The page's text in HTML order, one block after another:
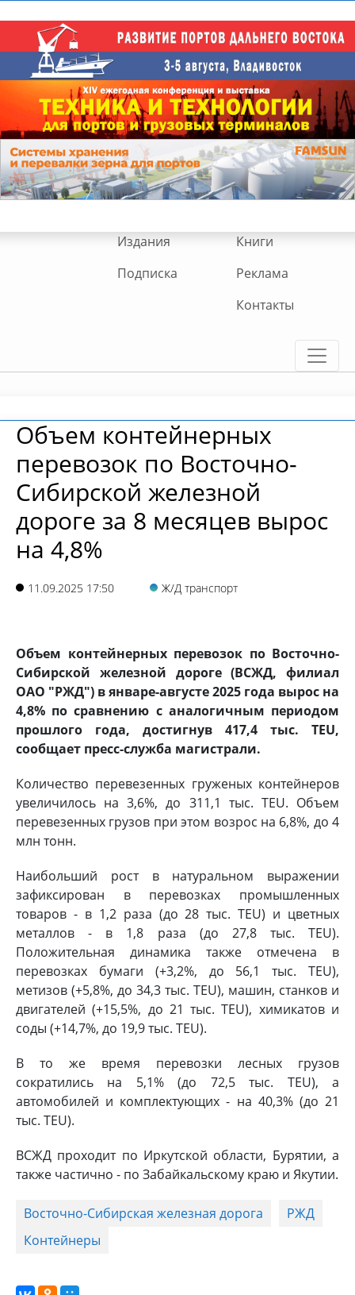
Издания
Книги
Подписка
Реклама
Контакты
Объем контейнерных
перевозок по Восточно-
Сибирской железной
дороге за 8 месяцев вырос
на 4,8%
11.09.2025 17:50 Ж/Д транспорт
Объем контейнерных перевозок по Восточно-
Сибирской железной дороге (ВСЖД, филиал
ОАО "РЖД") в январе-августе 2025 года вырос на
4,8% по сравнению с аналогичным периодом
прошлого года, достигнув 417,4 тыс. TEU,
сообщает пресс-служба магистрали.
Количество перевезенных груженых контейнеров
увеличилось на 3,6%, до 311,1 тыс. TEU. Объем
перевезенных грузов при этом возрос на 6,8%, до 4
млн тонн.
Наибольший рост в натуральном выражении
зафиксирован в перевозках промышленных
товаров - в 1,2 раза (до 28 тыс. TEU) и цветных
металлов - в 1,8 раза (до 27,8 тыс. TEU).
Положительная динамика также отмечена в
перевозках бумаги (+3,2%, до 56,1 тыс. TEU),
метизов (+5,8%, до 34,3 тыс. TEU), машин, станков и
двигателей (+15,5%, до 21 тыс. TEU), химикатов и
соды (+14,7%, до 19,9 тыс. TEU).
В то же время перевозки лесных грузов
сократились на 5,1% (до 72,5 тыс. TEU), а
автомобилей и комплектующих - на 40,3% (до 21
тыс. TEU).
ВСЖД проходит по Иркутской области, Бурятии, а
также частично - по Забайкальскому краю и Якутии.
Восточно-Сибирская железная дорога
РЖД
Контейнеры